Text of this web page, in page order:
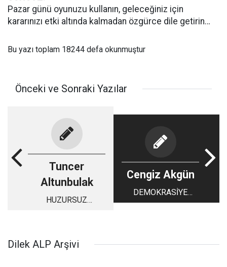
Pazar günü oyunuzu kullanın, geleceğiniz için
kararınızı etki altında kalmadan özgürce dile getirin…
Bu yazı toplam 18244 defa okunmuştur
Önceki ve Sonraki Yazılar
Tuncer
Altunbulak
HUZURSUZ
Cengiz Akgün
DEMOKRASİYE
SAHİP ÇIKALIM
Dilek ALP Arşivi